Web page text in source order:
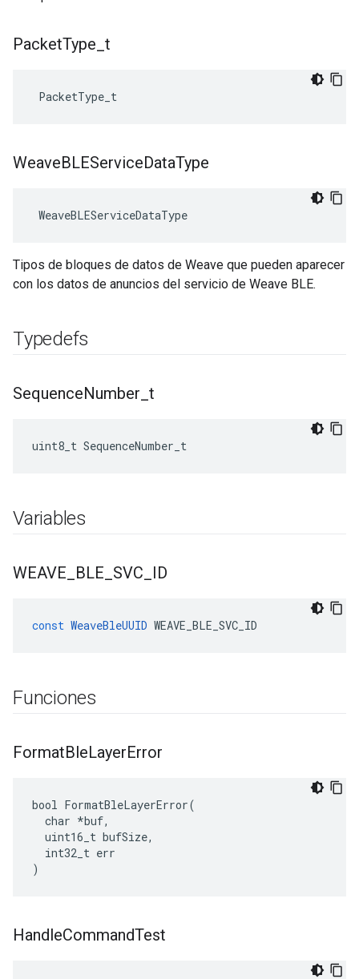
PacketType t
PacketType_t
WeaveBLEServiceDataType
WeaveBLEServiceDataType
Tipos de bloques de datos de Weave que pueden aparecer
con los datos de anuncios del servicio de Weave BLE.
Typedefs
SequenceNumber t
uint8_t SequenceNumber_t
Variables
WEAVE BLE SVC ID
const WeaveBleUUID WEAVE_BLE_SVC_ID
Funciones
FormatBleLayerError
bool FormatBleLayerError(
  char *buf,
  uint16_t bufSize,
  int32_t err
)
HandleCommandTest